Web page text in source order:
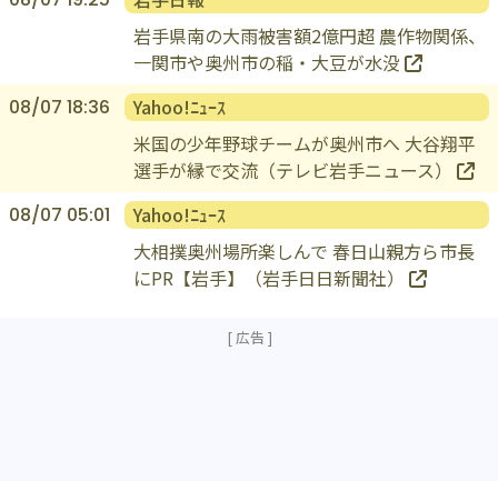
08/07 19:25
岩手日報
岩手県南の大雨被害額2億円超 農作物関係、
一関市や奥州市の稲・大豆が水没
08/07 18:36
Yahoo!ﾆｭｰｽ
米国の少年野球チームが奥州市へ 大谷翔平
選手が縁で交流（テレビ岩手ニュース）
08/07 05:01
Yahoo!ﾆｭｰｽ
大相撲奥州場所楽しんで 春日山親方ら市長
にPR【岩手】（岩手日日新聞社）